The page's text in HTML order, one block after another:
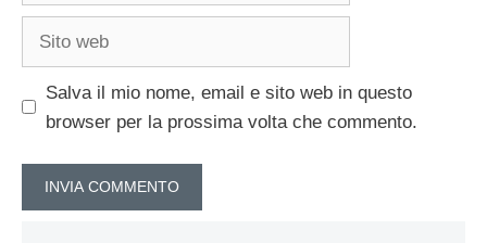
Salva il mio nome, email e sito web in questo
browser per la prossima volta che commento.